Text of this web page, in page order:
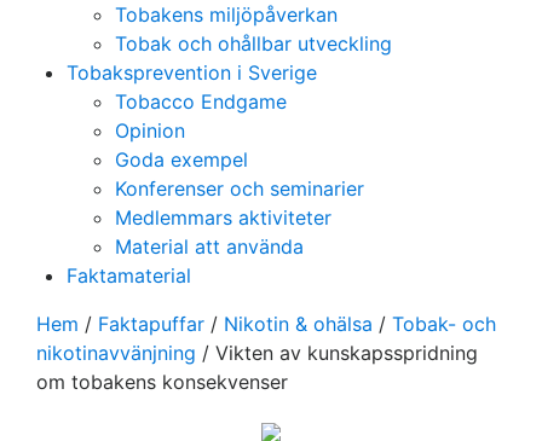
Tobakens miljöpåverkan
Tobak och ohållbar utveckling
Tobaksprevention i Sverige
Tobacco Endgame
Opinion
Goda exempel
Konferenser och seminarier
Medlemmars aktiviteter
Material att använda
Faktamaterial
Hem / Faktapuffar / Nikotin & ohälsa / Tobak- och
nikotinavvänjning / Vikten av kunskapsspridning
om tobakens konsekvenser